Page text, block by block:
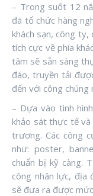
– Trong suốt 12
đã tổ chức hàng
khách sạn, công ty,
tích cực về phía
tâm sẽ sẵn sàng
đáo, truyền tải
đến với công
– Dựa vào tình
khảo sát thực tế và
trương. Các công
như: poster,
chuẩn bị kỹ càng.
công nhân lực,
sẽ đưa ra được